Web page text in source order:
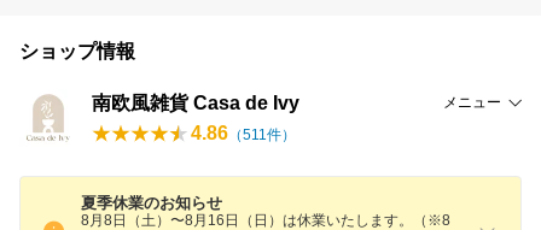
ショップ情報
南欧風雑貨 Casa de Ivy メニュー
4.86 （511件）
夏季休業のお知らせ
8月8日（土）〜8月16日（日）は休業いたします。（※8